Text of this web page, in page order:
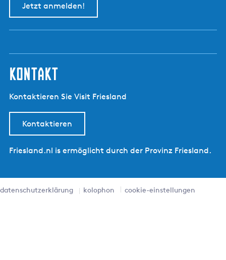
Jetzt anmelden!
kontakt
Kontaktieren Sie Visit Friesland
Kontaktieren
Friesland.nl is ermöglicht durch der Provinz Friesland.
datenschutzerklärung kolophon cookie-einstellungen